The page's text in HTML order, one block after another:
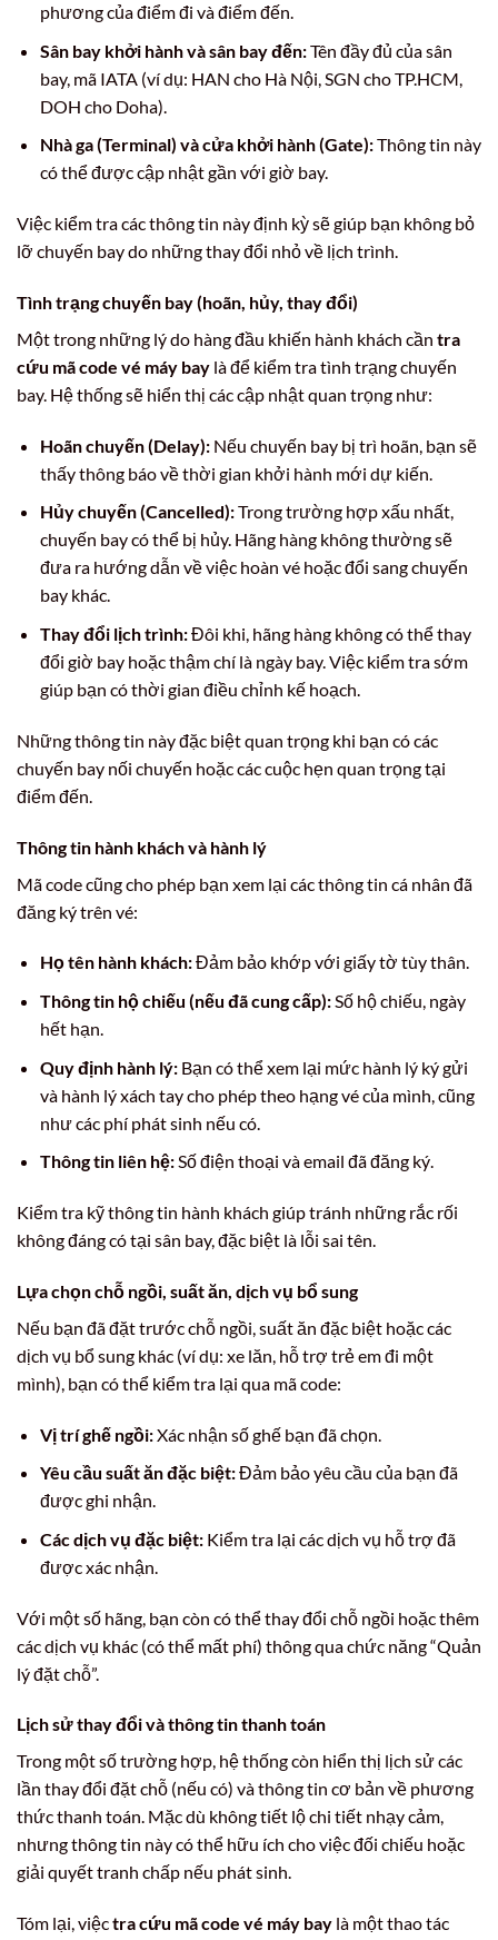
phương của điểm đi và điểm đến.
Sân bay khởi hành và sân bay đến:Tên đầy đủ của sân
bay, mã IATA (ví dụ: HAN cho Hà Nội, SGN cho TP.HCM,
DOH cho Doha).
Nhà ga (Terminal) và cửa khởi hành (Gate):Thông tin này
có thể được cập nhật gần với giờ bay.
Việc kiểm tra các thông tin này định kỳ sẽ giúp bạn không bỏ
lỡ chuyến bay do những thay đổi nhỏ về lịch trình.
Tình trạng chuyến bay (hoãn, hủy, thay đổi)
Một trong những lý do hàng đầu khiến hành khách cần tra
cứu mã code vé máy bay là để kiểm tra tình trạng chuyến
bay. Hệ thống sẽ hiển thị các cập nhật quan trọng như:
Hoãn chuyến (Delay):Nếu chuyến bay bị trì hoãn, bạn sẽ
thấy thông báo về thời gian khởi hành mới dự kiến.
Hủy chuyến (Cancelled):Trong trường hợp xấu nhất,
chuyến bay có thể bị hủy. Hãng hàng không thường sẽ
đưa ra hướng dẫn về việc hoàn vé hoặc đổi sang chuyến
bay khác.
Thay đổi lịch trình:Đôi khi, hãng hàng không có thể thay
đổi giờ bay hoặc thậm chí là ngày bay. Việc kiểm tra sớm
giúp bạn có thời gian điều chỉnh kế hoạch.
Những thông tin này đặc biệt quan trọng khi bạn có các
chuyến bay nối chuyến hoặc các cuộc hẹn quan trọng tại
điểm đến.
Thông tin hành khách và hành lý
Mã code cũng cho phép bạn xem lại các thông tin cá nhân đã
đăng ký trên vé:
Họ tên hành khách:Đảm bảo khớp với giấy tờ tùy thân.
Thông tin hộ chiếu (nếu đã cung cấp):Số hộ chiếu, ngày
hết hạn.
Quy định hành lý:Bạn có thể xem lại mức hành lý ký gửi
và hành lý xách tay cho phép theo hạng vé của mình, cũng
như các phí phát sinh nếu có.
Thông tin liên hệ:Số điện thoại và email đã đăng ký.
Kiểm tra kỹ thông tin hành khách giúp tránh những rắc rối
không đáng có tại sân bay, đặc biệt là lỗi sai tên.
Lựa chọn chỗ ngồi, suất ăn, dịch vụ bổ sung
Nếu bạn đã đặt trước chỗ ngồi, suất ăn đặc biệt hoặc các
dịch vụ bổ sung khác (ví dụ: xe lăn, hỗ trợ trẻ em đi một
mình), bạn có thể kiểm tra lại qua mã code:
Vị trí ghế ngồi:Xác nhận số ghế bạn đã chọn.
Yêu cầu suất ăn đặc biệt:Đảm bảo yêu cầu của bạn đã
được ghi nhận.
Các dịch vụ đặc biệt:Kiểm tra lại các dịch vụ hỗ trợ đã
được xác nhận.
Với một số hãng, bạn còn có thể thay đổi chỗ ngồi hoặc thêm
các dịch vụ khác (có thể mất phí) thông qua chức năng “Quản
lý đặt chỗ”.
Lịch sử thay đổi và thông tin thanh toán
Trong một số trường hợp, hệ thống còn hiển thị lịch sử các
lần thay đổi đặt chỗ (nếu có) và thông tin cơ bản về phương
thức thanh toán. Mặc dù không tiết lộ chi tiết nhạy cảm,
nhưng thông tin này có thể hữu ích cho việc đối chiếu hoặc
giải quyết tranh chấp nếu phát sinh.
Tóm lại, việctra cứu mã code vé máy bay là một thao tác